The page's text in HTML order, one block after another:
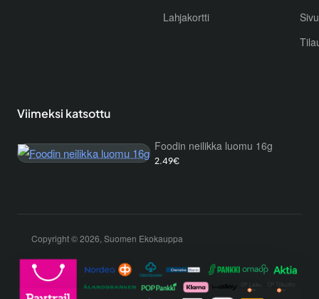
Lahjakortti
Viimeksi katsottu
Foodin neilikka luomu 16g
2.49€
Copyright © 2026, Suomen Ekokauppa